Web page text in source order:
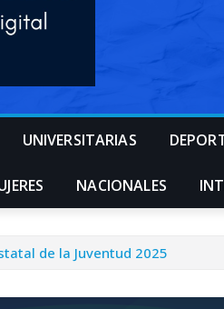
UNIVERSITARIAS
NACIONALES
de la Juventud 2025